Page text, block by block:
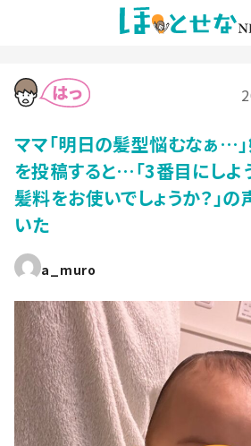
ママ「明日の髪型悩むなぁ…
を投稿すると…「3番目にしよ
髪料をお使いでしょうか？」の
いた
a_muro